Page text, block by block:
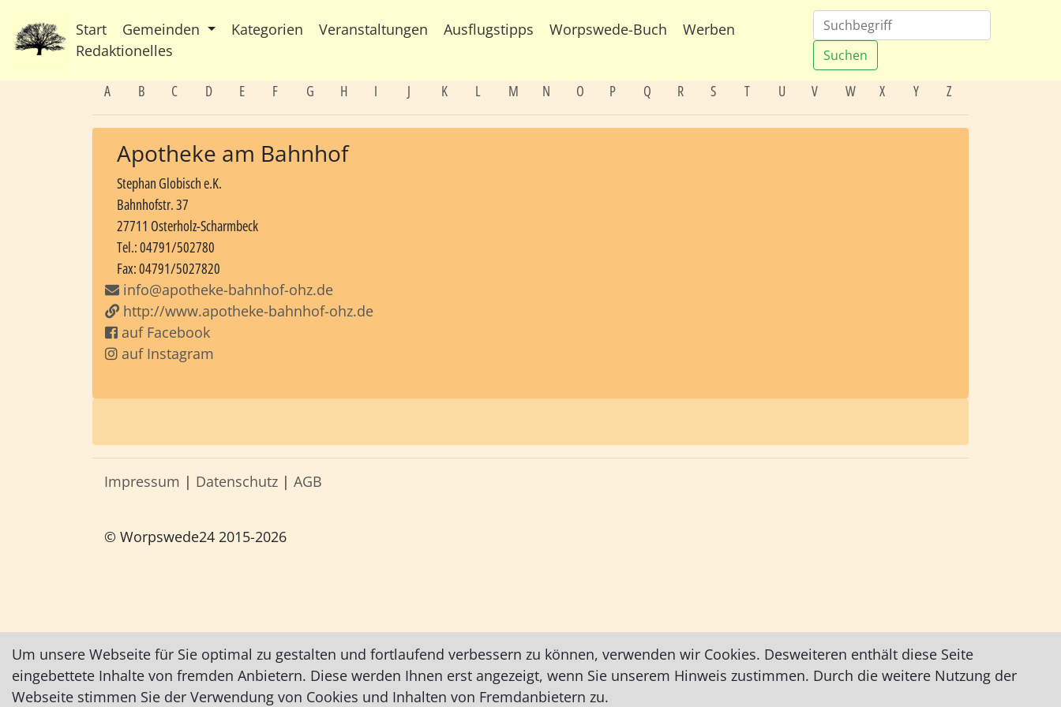
Start Gemeinden Kategorien Veranstaltungen Ausflugstipps Worpswede-Buch
Werben
Redaktionelles
Suchen
A B C D E F G H I J K L M N O P Q R S T U V W X Y Z
Apotheke am Bahnhof
Stephan Globisch e.K.
Bahnhofstr. 37
27711 Osterholz-Scharmbeck
Tel.: 04791/502780
Fax: 04791/5027820
info@apotheke-bahnhof-ohz.de
http://www.apotheke-bahnhof-ohz.de
auf Facebook
auf Instagram
Impressum | Datenschutz | AGB
© Worpswede24 2015-2026
Um unsere Webseite für Sie optimal zu gestalten und fortlaufend verbessern zu können, verwenden wir Cookies. Desweiteren enthält diese Seite
eingebettete Inhalte von fremden Anbietern. Diese werden Ihnen erst angezeigt, wenn Sie unserem Hinweis zustimmen. Durch die weitere Nutzung der
Webseite stimmen Sie der Verwendung von Cookies und Inhalten von Fremdanbietern zu.